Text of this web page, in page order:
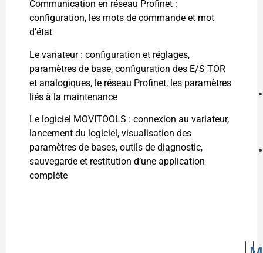
Communication en réseau Profinet :
configuration, les mots de commande et mot
d’état
Le variateur : configuration et réglages,
paramètres de base, configuration des E/S TOR
et analogiques, le réseau Profinet, les paramètres
liés à la maintenance
Le logiciel MOVITOOLS : connexion au variateur,
lancement du logiciel, visualisation des
paramètres de bases, outils de diagnostic,
sauvegarde et restitution d’une application
complète